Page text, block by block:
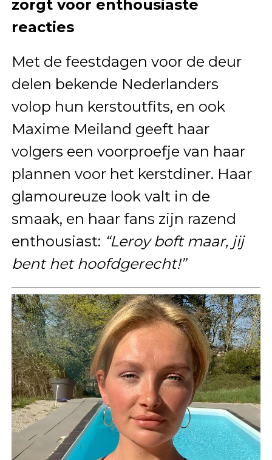
zorgt voor enthousiaste
reacties
Met de feestdagen voor de deur
delen bekende Nederlanders
volop hun kerstoutfits, en ook
Maxime Meiland geeft haar
volgers een voorproefje van haar
plannen voor het kerstdiner. Haar
glamoureuze look valt in de
smaak, en haar fans zijn razend
enthousiast: “Leroy boft maar, jij
bent het hoofdgerecht!”